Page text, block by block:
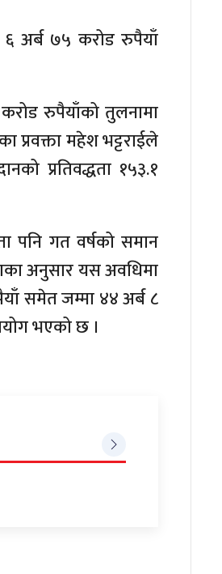
अर्ब ७५ करोड रुपैयाँ
करोड रुपैयाँको तुलनामा
प्रवक्ता महेश भट्टराईले
प्रतिवद्धता १५३.१
पनि गत वर्षको समान
अनुसार यस अवधिमा
समेत जम्मा ४४ अर्ब ८
भएको छ ।